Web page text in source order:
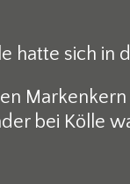
hatte sich
Markenkern
bei Kölle